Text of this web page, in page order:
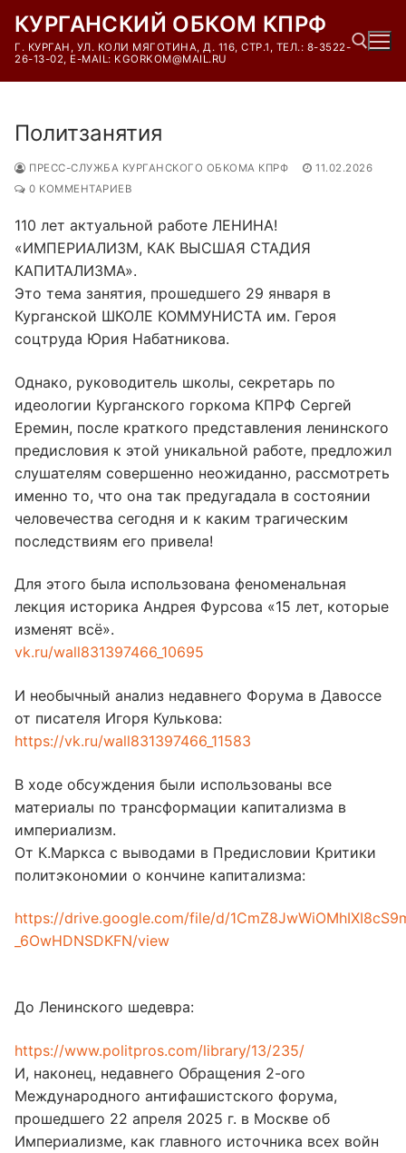
содержимому
КУРГАНСКИЙ ОБКОМ КПРФ
Г. КУРГАН, УЛ. КОЛИ МЯГОТИНА, Д. 116, СТР.1, ТЕЛ.: 8-3522-
26-13-02, E-MAIL: KGORKOM@MAIL.RU
Политзанятия
ПРЕСС-СЛУЖБА КУРГАНСКОГО ОБКОМА КПРФ
11.02.2026
0 КОММЕНТАРИЕВ
110 лет актуальной работе ЛЕНИНА!
«ИМПЕРИАЛИЗМ, КАК ВЫСШАЯ СТАДИЯ
КАПИТАЛИЗМА».
Это тема занятия, прошедшего 29 января в
Курганской ШКОЛЕ КОММУНИСТА им. Героя
соцтруда Юрия Набатникова.
Однако, руководитель школы, секретарь по
идеологии Курганского горкома КПРФ Сергей
Еремин, после краткого представления ленинского
предисловия к этой уникальной работе, предложил
слушателям совершенно неожиданно, рассмотреть
именно то, что она так предугадала в состоянии
человечества сегодня и к каким трагическим
последствиям его привела!
Для этого была использована феноменальная
лекция историка Андрея Фурсова «15 лет, которые
изменят всё».
vk.ru/wall831397466_10695
И необычный анализ недавнего Форума в Давоссе
от писателя Игоря Кулькова:
https://vk.ru/wall831397466_11583
В ходе обсуждения были использованы все
материалы по трансформации капитализма в
империализм.
От К.Маркса с выводами в Предисловии Критики
политэкономии о кончине капитализма:
https://drive.google.com/file/d/
_6OwHDNSDKFN/view
До Ленинского шедевра:
https://www.politpros.com/library/13/235/
И, наконец, недавнего Обращения 2-ого
Международного антифашистского форума,
прошедшего 22 апреля 2025 г. в Москве об
Империализме, как главного источника всех войн